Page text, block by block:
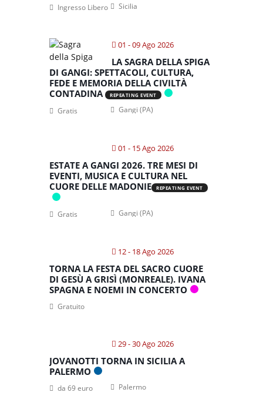
Sicilia
Ingresso Libero
01 - 09 Ago 2026
LA SAGRA DELLA SPIGA
DI GANGI: SPETTACOLI, CULTURA,
FEDE E MEMORIA DELLA CIVILTÀ
CONTADINA
REPEATING EVENT
Gangi (PA)
Gratis
01 - 15 Ago 2026
ESTATE A GANGI 2026. TRE MESI DI
EVENTI, MUSICA E CULTURA NEL
CUORE DELLE MADONIE
REPEATING EVENT
Gangi (PA)
Gratis
12 - 18 Ago 2026
TORNA LA FESTA DEL SACRO CUORE
DI GESÙ A GRISÌ (MONREALE). IVANA
SPAGNA E NOEMI IN CONCERTO
Gratuito
29 - 30 Ago 2026
JOVANOTTI TORNA IN SICILIA A
PALERMO
Palermo
da 69 euro